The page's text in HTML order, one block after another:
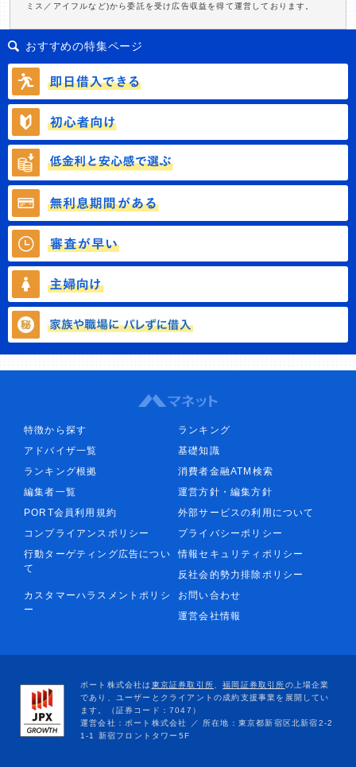
ミス／アイフルなど)から委託を受け広告収益を得て運営しております。
おすすめの特集ページ
特徴から探す
ランキング
アドバイザ一覧
基礎知識
ランキング根拠
消費者金融ATM検索
編集者一覧
運営方針・編集方針
PORT会員利用規約
外部サービスの利用について
コンプライアンスポリシー
プライバシーポリシー
行動ターゲティング広告につい
て
情報セキュリティポリシー
反社会的勢力排除ポリシー
カスタマーハラスメントポリシ
ー
お問い合わせ
運営会社情報